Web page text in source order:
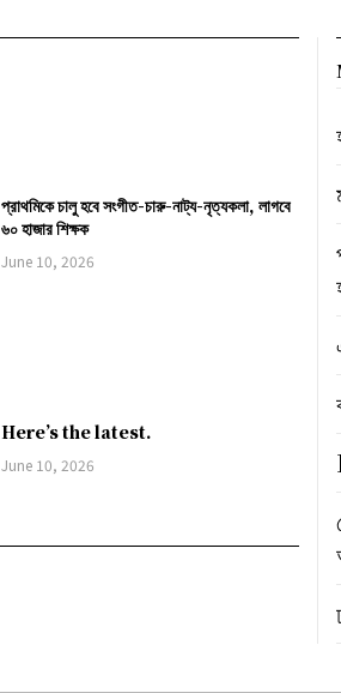
প্রাথমিকে চালু হবে সংগীত-চারু-নাট্য-নৃত্যকলা, লাগবে
৬০ হাজার শিক্ষক
June 10, 2026
Here’s the latest.
June 10, 2026